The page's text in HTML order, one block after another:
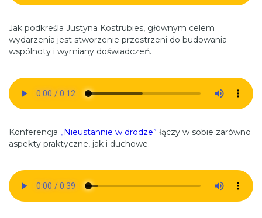
Jak podkreśla Justyna Kostrubies, głównym celem
wydarzenia jest stworzenie przestrzeni do budowania
wspólnoty i wymiany doświadczeń.
Konferencja „Nieustannie w drodze” łączy w sobie zarówno
aspekty praktyczne, jak i duchowe.